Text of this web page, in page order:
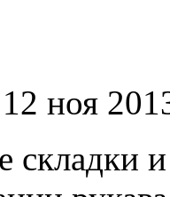
12 ноя
складки